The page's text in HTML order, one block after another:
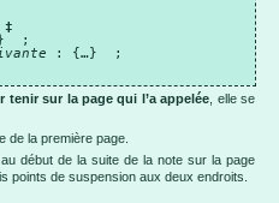
‡
;
: {…} ;
sur la page qui l’a appelée , elle se
de la première page.
début de la suite de la note sur la page
points de suspension aux deux endroits.